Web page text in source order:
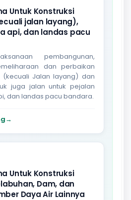
Untuk Konstruksi
jalan layang),
api, dan landas pacu
pembangunan,
dan perbaikan
Jalan layang) dan
juga jalan untuk pejalan
dan landas pacu bandara.
→
Untuk Konstruksi
Dam, dan
Daya Air Lainnya